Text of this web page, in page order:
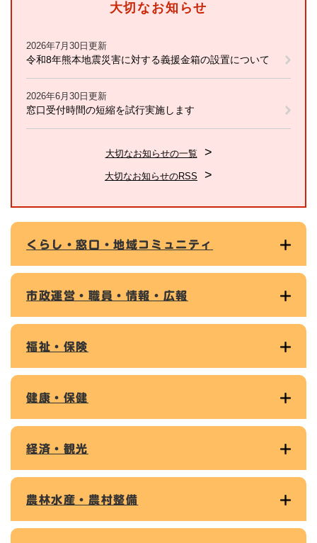
大切なお知らせ
2026年7月30日更新
令和8年熊本地震災害に対する義援金箱の設置について
2026年6月30日更新
窓口受付時間の短縮を試行実施します
大切なお知らせの一覧
大切なお知らせのRSS
くらし・窓口・地域コミュニティ
市政運営・職員・情報・広報
福祉・保険
健康・保健
経済・観光
農林水産・農村整備